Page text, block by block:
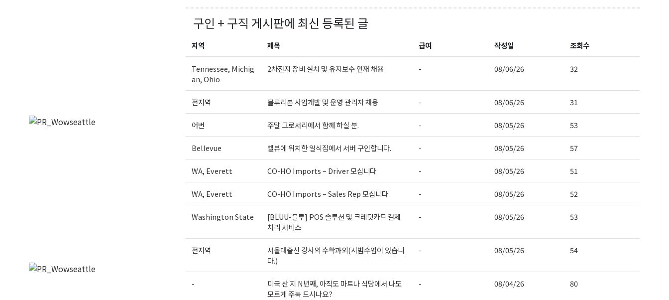
구인 + 구직 게시판에 최신 등록된 글
지역 제목 급여 작성일 조회수
Tennessee, Michig
an, Ohio
2차전지 장비 설치 및 유지보수 인재 채용 - 08/06/26 32
전지역 블루리본 사업개발 및 운영 관리자 채용 - 08/06/26 31
어번 주말 그로서리에서 함께 하실 분. - 08/05/26 53
Bellevue 벨뷰에 위치한 일식집에서 서버 구인합니다. - 08/05/26 57
WA, Everett CO-HO Imports – Driver 모십니다 - 08/05/26 51
WA, Everett CO-HO Imports – Sales Rep 모십니다 - 08/05/26 52
Washington State
[BLUU-블루] POS 솔루션 및 크레딧카드 결제
처리 서비스
- 08/05/26 53
전지역
서울대출신 강사의 수학과외(시범수업이 있습니
다.)
- 08/05/26 54
-
미국 산 지 N년째, 아직도 마트나 식당에서 나도
모르게 주눅 드시나요?
- 08/04/26 80